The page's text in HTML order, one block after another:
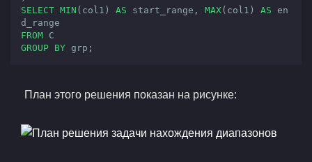
SELECT MIN (col1) AS start_range, MAX(col1) AS en
FROM
GROUP BY grp;
План этого решения показан на рисунке: